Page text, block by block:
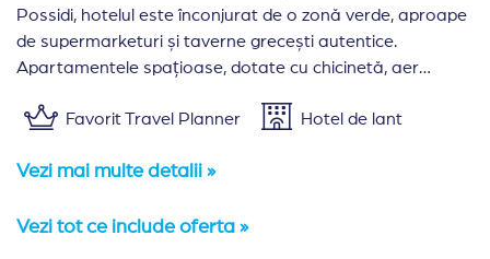
Possidi, hotelul este înconjurat de o zonă verde, aproape
de supermarketuri și taverne grecești autentice.
Apartamentele spațioase, dotate cu chicinetă, aer
plăcută.Favorit Travel Planner Hotel de lant
Vezi mai multe detalii »
Vezi tot ce include oferta »